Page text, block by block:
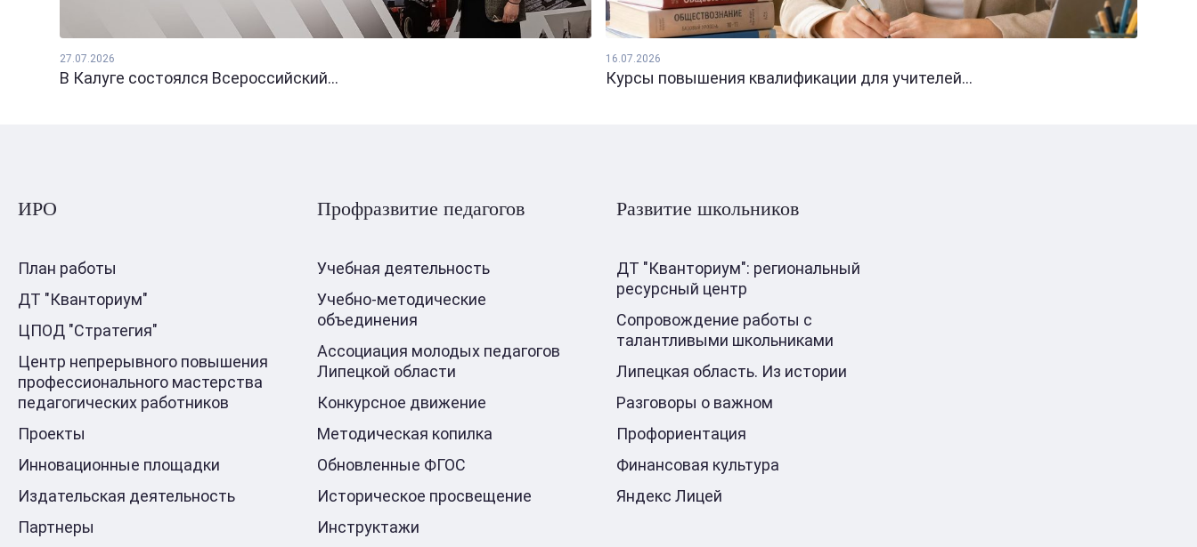
27.07.2026
В Калуге состоялся Всероссийский...
16.07.2026
Курсы повышения квалификации для учителей...
ИРО
План работы
ДТ "Кванториум"
ЦПОД "Стратегия"
Центр непрерывного повышения
профессионального мастерства
педагогических работников
Проекты
Инновационные площадки
Издательская деятельность
Партнеры
Профразвитие педагогов
Учебная деятельность
Учебно-методические
объединения
Ассоциация молодых педагогов
Липецкой области
Конкурсное движение
Методическая копилка
Обновленные ФГОС
Историческое просвещение
Инструктажи
Развитие школьников
ДТ "Кванториум": региональный
ресурсный центр
Сопровождение работы с
талантливыми школьниками
Липецкая область. Из истории
Разговоры о важном
Профориентация
Финансовая культура
Яндекс Лицей